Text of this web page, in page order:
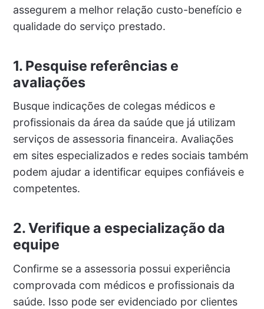
assegurem a melhor relação custo-benefício e
qualidade do serviço prestado.
1. Pesquise referências e
avaliações
Busque indicações de colegas médicos e
profissionais da área da saúde que já utilizam
serviços de assessoria financeira. Avaliações
em sites especializados e redes sociais também
podem ajudar a identificar equipes confiáveis e
competentes.
2. Verifique a especialização da
equipe
Confirme se a assessoria possui experiência
comprovada com médicos e profissionais da
saúde. Isso pode ser evidenciado por clientes